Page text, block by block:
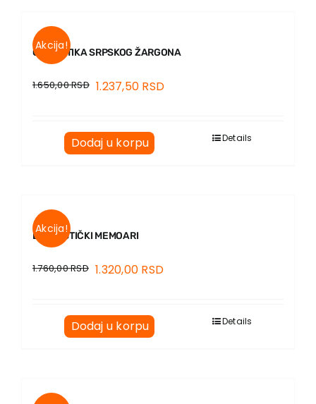
Akcija!
GRAMATIKA SRPSKOG ŽARGONA
1.650,00RSD 1.237,50 RSD
Dodaj u korpu Details
Akcija!
LINGVISTIČKI MEMOARI
1.760,00RSD 1.320,00 RSD
Dodaj u korpu Details